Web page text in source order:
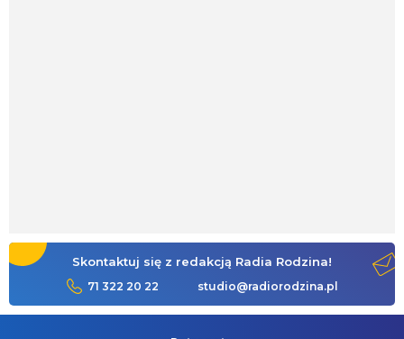
Skontaktuj się z redakcją Radia Rodzina!
71 322 20 22 studio@radiorodzina.pl